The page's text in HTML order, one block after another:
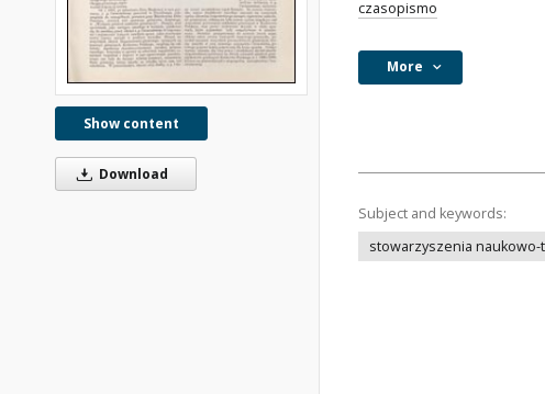
Show content
Download
czasopismo
More
Subject and keywords:
stowarzyszenia